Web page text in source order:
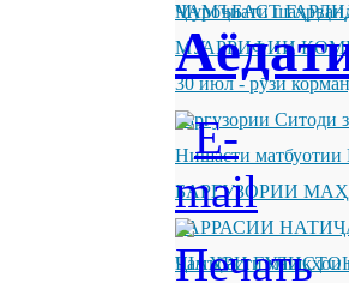
ҶАМЪБАСТ
Муроҷиати
МУАРРИФИИ
30 июл - рӯзи
Баргузории Ситоди
Нишасти матбуотии
БАРГУЗОРИИ
БАРРАСИИ
ШАҲРИ
Ҷамъбасти машқҳои